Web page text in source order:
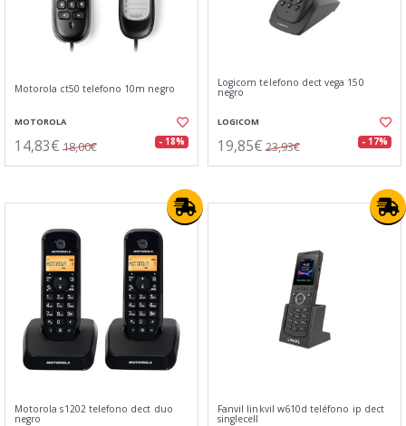
Motorola ct50 telefono 10m negro
MOTOROLA
14,83€ 18,00€ - 18%
Logicom telefono dect vega 150
negro
LOGICOM
19,85€ 23,93€ - 17%
Motorola s1202 telefono dect duo
negro
Fanvil linkvil w610d teléfono ip dect
singlecell